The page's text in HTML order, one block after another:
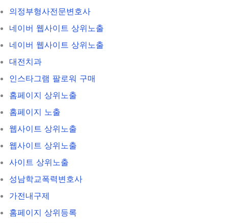
의정부형사전문변호사
네이버 웹사이트 상위노출
네이버 웹사이트 상위노출
대전치과
인스타그램 팔로워 구매
홈페이지 상위노출
홈페이지 노출
웹사이트 상위노출
웹사이트 상위노출
사이트 상위노출
성남학교폭력변호사
가전내구제
홈페이지 상위등록